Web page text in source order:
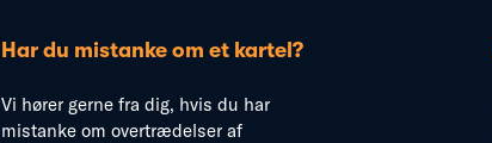
Har du mistanke om et kartel?
Vi hører gerne fra dig, hvis du har
mistanke om overtrædelser af